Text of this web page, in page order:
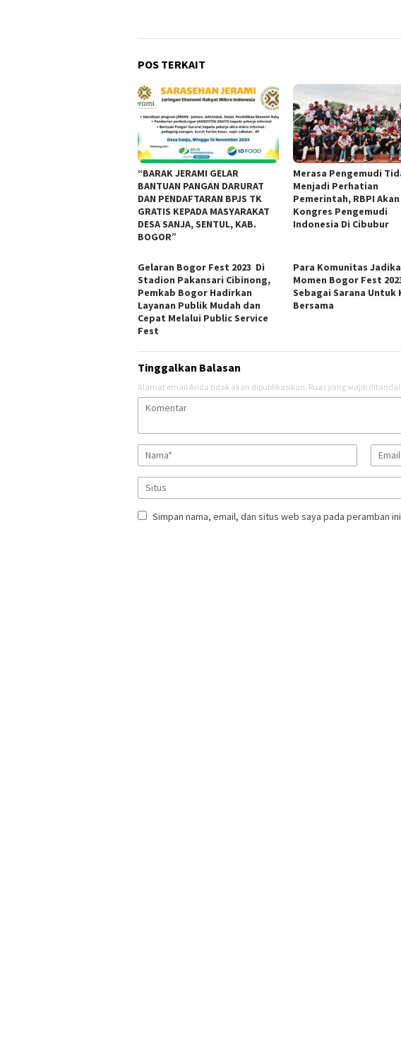
POS TERKAIT
“BARAK JERAMI GELAR
BANTUAN PANGAN DARURAT
DAN PENDAFTARAN BPJS TK
GRATIS KEPADA MASYARAKAT
DESA SANJA, SENTUL, KAB.
BOGOR”
Merasa Pengemudi
Menjadi Perhatian
Pemerintah, RBPI
Kongres Pengemudi
Indonesia Di Cibubur
Gelaran Bogor Fest 2023 Di
Stadion Pakansari Cibinong,
Pemkab Bogor Hadirkan
Layanan Publik Mudah dan
Cepat Melalui Public Service
Fest
Para Komunitas
Momen Bogor Fest
Sebagai Sarana Untuk
Bersama
Tinggalkan Balasan
Alamat email Anda tidak akan dipublikasikan. Ruas yang wajib ditandai
Simpan nama, email, dan situs web saya pada peramban